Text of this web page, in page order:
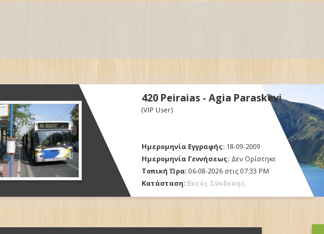
420 Peiraias - Agia Paraskevi
(VIP User)
Ημερομηνία Εγγραφής: 18-09-2009
Ημερομηνία Γεννήσεως: Δεν Ορίστηκε
Τοπική Ώρα: 06-08-2026 στις 07:33 PM
Κατάσταση: Εκτός Σύνδεσης